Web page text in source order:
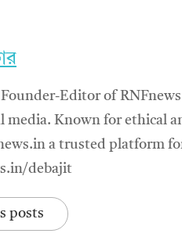
Editor of
media. Known for ethical
a trusted platform
debajit
posts